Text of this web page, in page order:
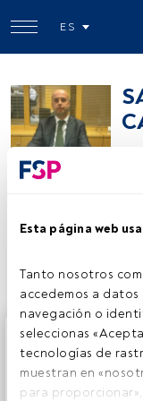
Esta página web
Tanto nosotros
accedemos a
navegación o
seleccionas
tecnologías de
muestran en
para
ES
Compartir:
Este es un artículo
de FundsPeople.
botón Login. Si
registrarte y